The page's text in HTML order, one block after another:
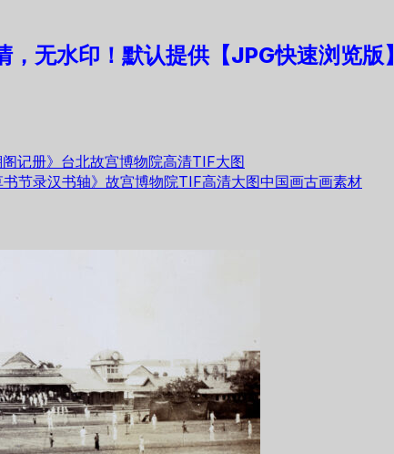
无水印！默认提供【JPG快速浏览版】
记册》台北故宫博物院高清TIF大图
节录汉书轴》故宫博物院TIF高清大图中国画古画素材